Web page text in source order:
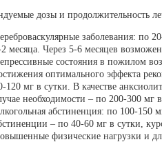
дозы и продолжительность
заболевания: по
2 месяца. Через 5-6 месяцев
состояния в пожилом
оптимального эффекта
120 мг в сутки. В качестве
необходимости – по 200-300 мг
абстиненция: по 100-150
– по 40-60 мг в сутки,
физические нагрузки и